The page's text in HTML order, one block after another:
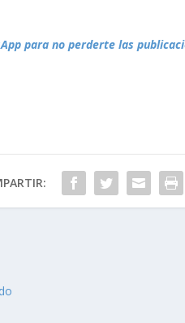
para no perderte las